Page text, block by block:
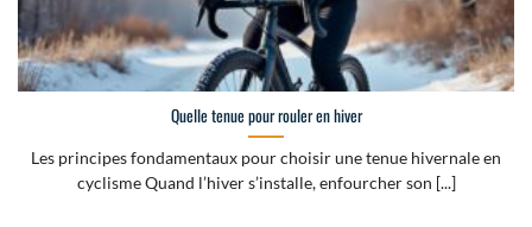
Quelle tenue pour rouler en hiver
Les principes fondamentaux pour choisir une tenue hivernale en
cyclisme Quand l’hiver s’installe, enfourcher son [...]